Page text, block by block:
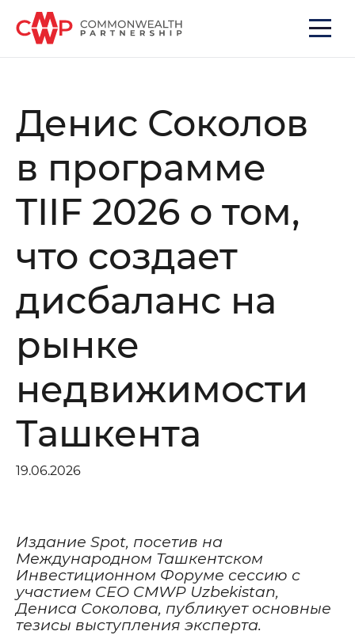
Денис Соколов
в программе
TIIF 2026 о том,
что создает
дисбаланс на
рынке
недвижимости
Ташкента
19.06.2026
Издание Spot, посетив на
Международном Ташкентском
Инвестиционном Форуме сессию с
участием CEO CMWP Uzbekistan,
Дениса Соколова, публикует основные
тезисы выступления эксперта.